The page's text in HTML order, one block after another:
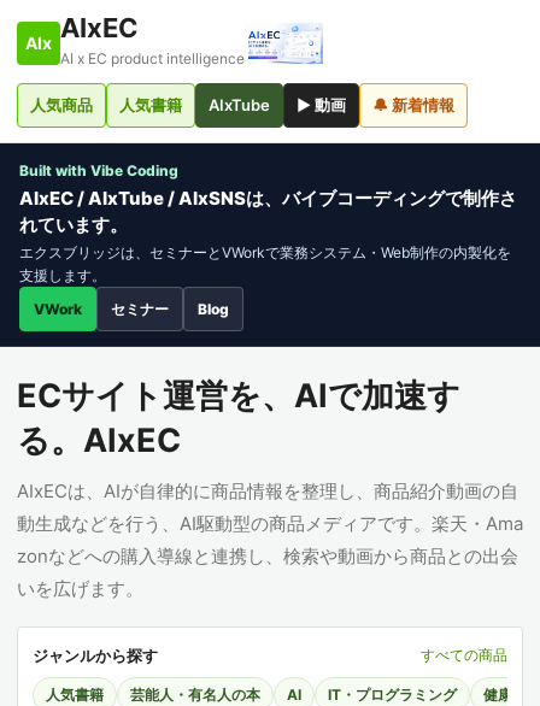
AIx AIxEC
AI x EC product intelligence
人気商品 人気書籍 AIxTube ▶ 動画 🔔 新着情報
Built with Vibe Coding
AIxEC / AIxTube / AIxSNSは、バイブコーディングで制作さ
れています。
エクスブリッジは、セミナーとVWorkで業務システム・Web制作の内製化を
支援します。
VWork
セミナー Blog
ECサイト運営を、AIで加速す
る。AIxEC
AIxECは、AIが自律的に商品情報を整理し、商品紹介動画の自
動生成などを行う、AI駆動型の商品メディアです。楽天・Ama
zonなどへの購入導線と連携し、検索や動画から商品との出会
いを広げます。
ジャンルから探す すべての商品
人気書籍 芸能人・有名人の本 AI IT・プログラミング 健康・